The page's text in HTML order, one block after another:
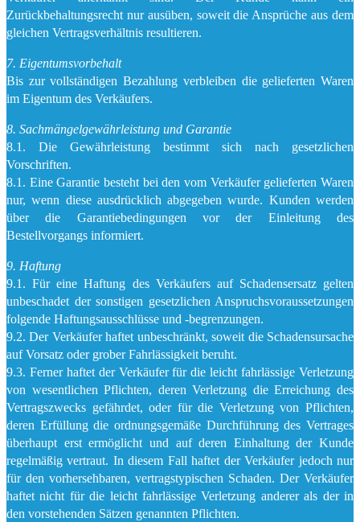
Zurückbehaltungsrecht nur ausüben, soweit die Ansprüche aus dem
gleichen Vertragsverhältnis resultieren.
7. Eigentumsvorbehalt
Bis zur vollständigen Bezahlung verbleiben die gelieferten Waren
im Eigentum des Verkäufers.
8. Sachmängelgewährleistung und Garantie
8.1. Die Gewährleistung bestimmt sich nach gesetzlichen
Vorschriften.
8.1. Eine Garantie besteht bei den vom Verkäufer gelieferten Waren
nur, wenn diese ausdrücklich abgegeben wurde. Kunden werden
über die Garantiebedingungen vor der Einleitung des
Bestellvorgangs informiert.
9. Haftung
9.1. Für eine Haftung des Verkäufers auf Schadensersatz gelten
unbeschadet der sonstigen gesetzlichen Anspruchsvoraussetzungen
folgende Haftungsausschlüsse und -begrenzungen.
9.2. Der Verkäufer haftet unbeschränkt, soweit die Schadensursache
auf Vorsatz oder grober Fahrlässigkeit beruht.
9.3. Ferner haftet der Verkäufer für die leicht fahrlässige Verletzung
von wesentlichen Pflichten, deren Verletzung die Erreichung des
Vertragszwecks gefährdet, oder für die Verletzung von Pflichten,
deren Erfüllung die ordnungsgemäße Durchführung des Vertrages
überhaupt erst ermöglicht und auf deren Einhaltung der Kunde
regelmäßig vertraut. In diesem Fall haftet der Verkäufer jedoch nur
für den vorhersehbaren, vertragstypischen Schaden. Der Verkäufer
haftet nicht für die leicht fahrlässige Verletzung anderer als der in
den vorstehenden Sätzen genannten Pflichten.